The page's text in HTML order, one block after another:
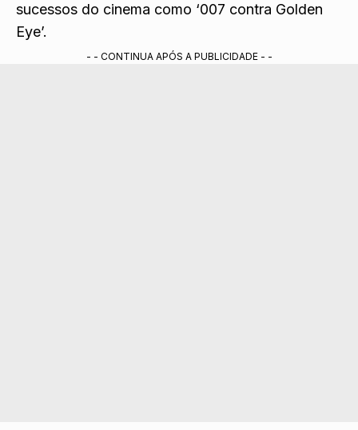
sucessos do cinema como ‘007 contra Golden
Eye’.
- - CONTINUA APÓS A PUBLICIDADE - -